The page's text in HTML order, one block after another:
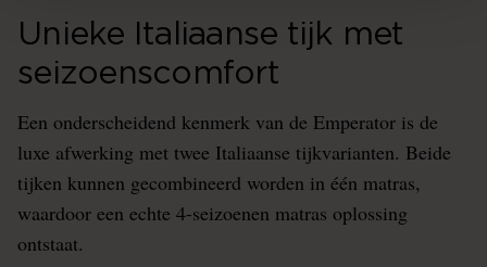
Unieke Italiaanse tijk met
seizoenscomfort
Een onderscheidend kenmerk van de Emperator is de
luxe afwerking met twee Italiaanse tijkvarianten. Beide
tijken kunnen gecombineerd worden in één matras,
waardoor een echte 4-seizoenen matras oplossing
ontstaat.